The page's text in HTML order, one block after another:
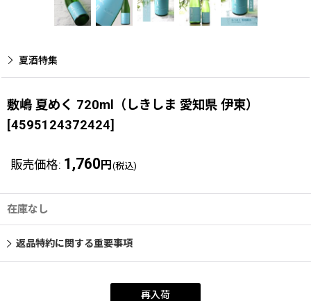
夏酒特集
敷嶋 夏めく 720ml（しきしま 愛知県 伊東）
[4595124372424]
販売価格: 1,760 円 (税込)
在庫なし
返品特約に関する重要事項
再入荷